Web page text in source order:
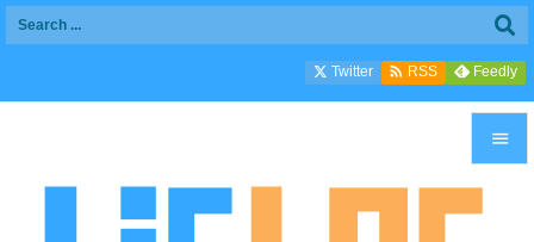

Twitter  RSS Feedly